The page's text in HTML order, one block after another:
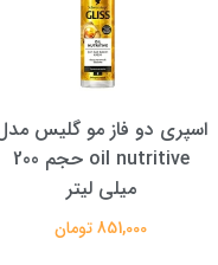
اسپری دوفاز مو گلیس
بنفش مدل Serum Deep
Repair مناسب موهای
آسیب دیده حجم 200 میل